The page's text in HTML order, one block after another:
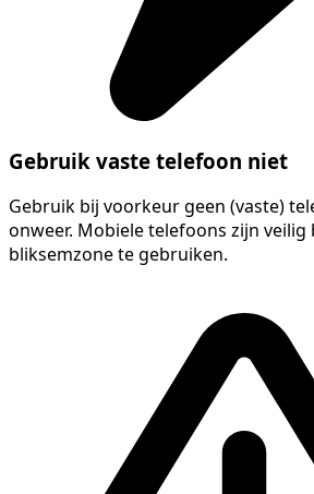
Gebruik vaste telefoon niet
Gebruik bij voorkeur geen (vaste)
onweer. Mobiele telefoons zijn veilig
bliksemzone te gebruiken.